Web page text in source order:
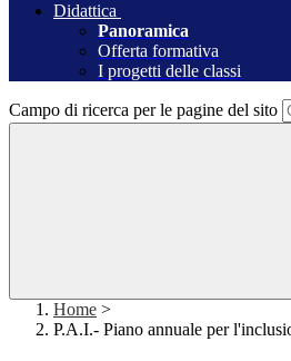
Didattica
Panoramica
Offerta formativa
I progetti delle classi
Campo di ricerca per le pagine del sito
Home >
P.A.I.- Piano annuale per